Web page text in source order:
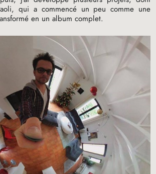
qui a commencé un peu comme une
en un album complet.